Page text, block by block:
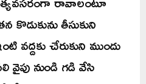
తీసుకుని
వద్దకు చేరుకుని ముందు
వైపు నుండి గడి వేసి